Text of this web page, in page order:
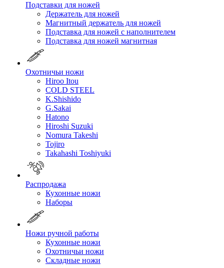
Подставки для ножей
Держатель для ножей
Магнитный держатель для ножей
Подставка для ножей с наполнителем
Подставка для ножей магнитная
Охотничьи ножи
Hiroo Itou
COLD STEEL
K.Shishido
G.Sakai
Hatono
Hiroshi Suzuki
Nomura Takeshi
Tojiro
Takahashi Toshiyuki
Распродажа
Кухонные ножи
Наборы
Ножи ручной работы
Кухонные ножи
Охотничьи ножи
Складные ножи